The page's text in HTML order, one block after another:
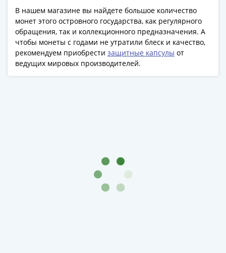
Засько)
1961
1991
Гражданская
война
Банкноты
царской
В нашем магазине вы найдете большое количество
монет этого островного государства, как регулярного
обращения, так и коллекционного предназначения. А
чтобы монеты с годами не утратили блеск и качество,
рекомендуем приобрести защитные капсулы от
ведущих мировых производителей.